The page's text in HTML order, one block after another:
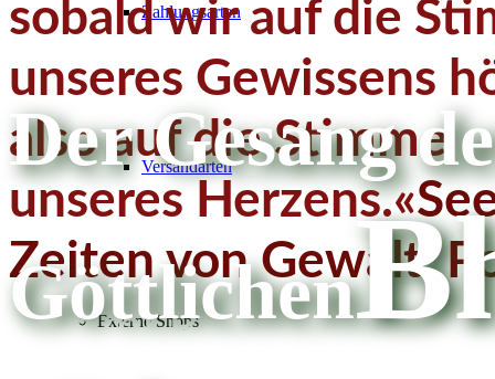
Zahlungsarten
Versandarten
Externe Shops
sobald wir auf die
unseres Gewissens
also auf die Stimme
unseres Herzens.«
Zeiten von Gewalt,
Swami RamaEr hat
Der Gesang
Göttlichen